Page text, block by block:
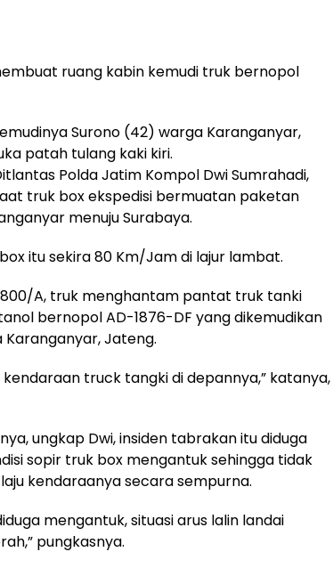
ruang kabin kemudi truk bernopol
Surono (42) warga Karanganyar,
patah tulang kaki kiri.
Polda Jatim Kompol Dwi Sumrahadi,
truk box ekspedisi bermuatan paketan
menuju Surabaya.
itu sekira 80 Km/Jam di lajur lambat.
A, truk menghantam pantat truk tanki
bernopol AD-1876-DF yang dikemudikan
Jateng.
truck tangki di depannya,” katanya,
ungkap Dwi, insiden tabrakan itu diduga
sopir truk box mengantuk sehingga tidak
kendaraanya secara sempurna.
mengantuk, situasi arus lalin landai
pungkasnya.